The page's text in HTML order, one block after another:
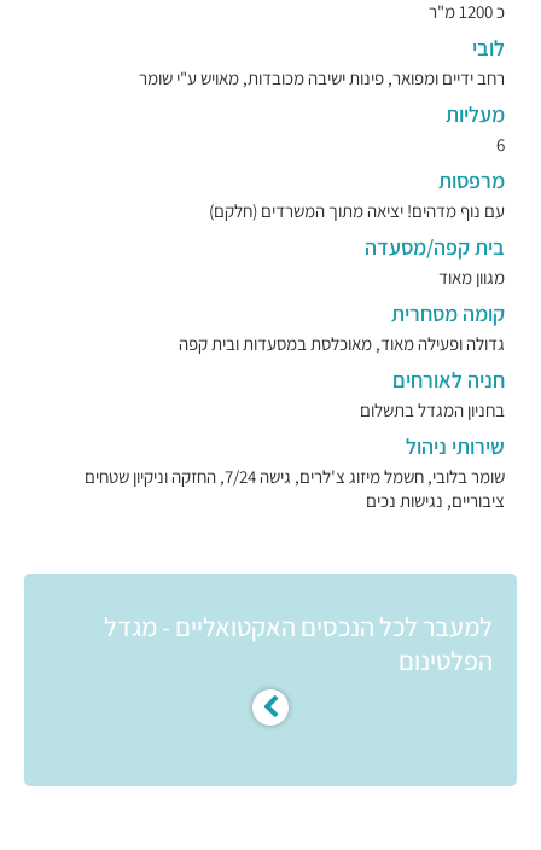
כ 1200 מ"ר
לובי
רחב ידיים ומפואר, פינות ישיבה מכובדות, מאויש ע"י שומר
מעליות
6
מרפסות
עם נוף מדהים! יציאה מתוך המשרדים (חלקם)
בית קפה/מסעדה
מגוון מאוד
קומה מסחרית
גדולה ופעילה מאוד, מאוכלסת במסעדות ובית קפה
חניה לאורחים
בחניון המגדל בתשלום
שירותי ניהול
שומר בלובי, חשמל מיזוג צ'לרים, גישה 7/24, החזקה וניקיון שטחים
ציבוריים, נגישות נכים
למעבר לכל הנכסים האקטואליים - מגדל
הפלטינום